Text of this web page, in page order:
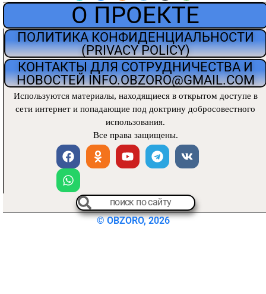
О ПРОЕКТЕ
ПОЛИТИКА КОНФИДЕНЦИАЛЬНОСТИ
(PRIVACY POLICY)
КОНТАКТЫ ДЛЯ СОТРУДНИЧЕСТВА И
НОВОСТЕЙ INFO.OBZORO@GMAIL.COM
Используются материалы, находящиеся в открытом доступе в
сети интернет и попадающие под доктрину добросовестного
использования.
Все права защищены.
© OBZORO, 2026